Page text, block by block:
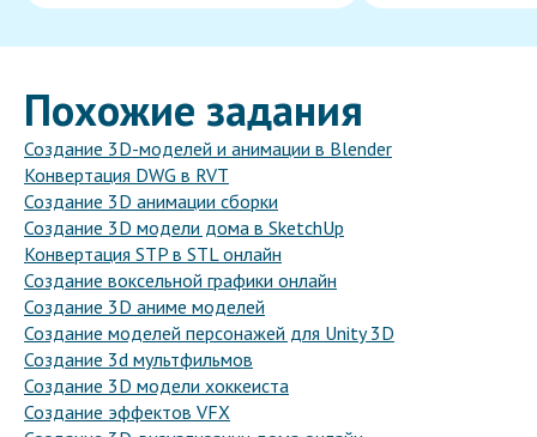
Похожие задания
Создание 3D-моделей и анимации в Blender
Конвертация DWG в RVT
Создание 3D анимации сборки
Создание 3D модели дома в SketchUp
Конвертация STP в STL онлайн
Создание воксельной графики онлайн
Создание 3D аниме моделей
Создание моделей персонажей для Unity 3D
Создание 3d мультфильмов
Создание 3D модели хоккеиста
Создание эффектов VFX